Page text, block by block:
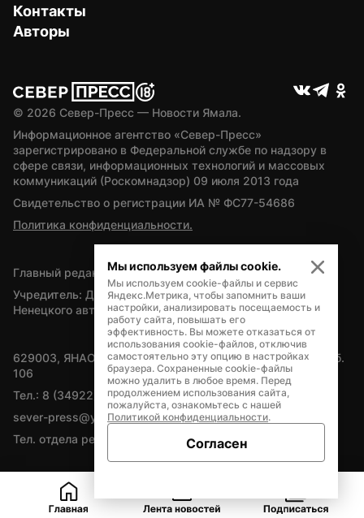
Контакты
Авторы
© 2026 Север-Пресс — Новости Ямала.
Информационное агентство «Север-Пресс»
зарегистрировано в Федеральной службе по надзору в
сфере связи, информационных технологий и массовых
коммуникаций (Роскомнадзор) 09 июля 2013 года
Свидетельство о регистрации ИА № ФС77-54686
Политика конфиденциальности.
Главный редактор — А.Л. Поздеев
Учредитель: Департамент внутренней политики Ямало-
Ненецкого автономного округа
629003, ЯНАО, Салехард, мкр. Богдана Кнунянца, д.1, каб.
106
Тел.: 8 (34922) 71262
sever-press@yamal-media.ru
Тел. отдела рекламы: 8 (34922) 42728
Мы используем файлы cookie.
Мы используем cookie-файлы и сервис
Яндекс.Метрика, чтобы запомнить ваши
настройки, анализировать посещаемость и
работу сайта, повышать его
эффективность. Вы можете отказаться от
использования cookie-файлов, отключив
самостоятельно эту опцию в настройках
браузера. Сохраненные cookie-файлы
можно удалить в любое время. Перед
продолжением использования сайта,
пожалуйста, ознакомьтесь с нашей
Политикой конфиденциальности.
Согласен